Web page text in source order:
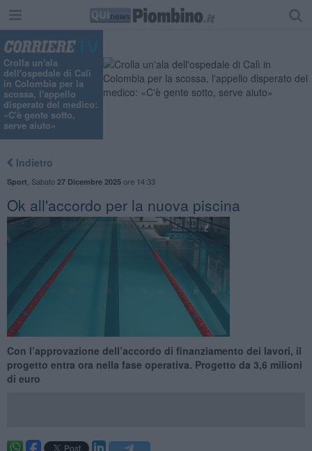
Crolla un'ala
dell'ospedale di Calì
in Colombia per la
scossa, l'appello
disperato del medico:
«C'è gente sotto,
serve aiuto»
Indietro
Sport Sabato 27 Dicembre 2025ore 14:33
Ok all'accordo per la nuova piscina
Con l’approvazione dell’accordo di finanziamento dei lavori, il
progetto entra ora nella fase operativa. Progetto da 3,6 milioni
di euro